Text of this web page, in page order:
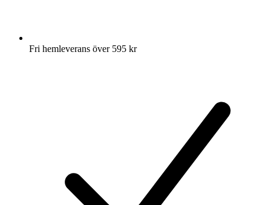
Fri hemleverans över 595 kr